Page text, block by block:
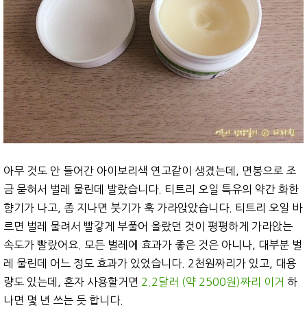
아무 것도 안 들어간 아이보리색 연고같이 생겼는데, 면봉으로 조
금 묻혀서 벌레 물린데 발랐습니다. 티트리 오일 특유의 약간 화한
향기가 나고, 좀 지나면 붓기가 훅 가라앉았습니다. 티트리 오일 바
르면 벌레 물려서 빨갛게 부풀어 올랐던 것이 평평하게 가라앉는
속도가 빨랐어요. 모든 벌레에 효과가 좋은 것은 아니나, 대부분 벌
레 물린데 어느 정도 효과가 있었습니다. 2천원짜리가 있고, 대용
량도 있는데, 혼자 사용할거면 2.2달러 (약 2500원)짜리 이거 하
나면 몇 년 쓰는 듯 합니다.